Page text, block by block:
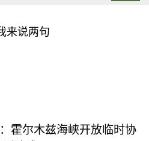
来说两句
霍尔木兹海峡开放临时协